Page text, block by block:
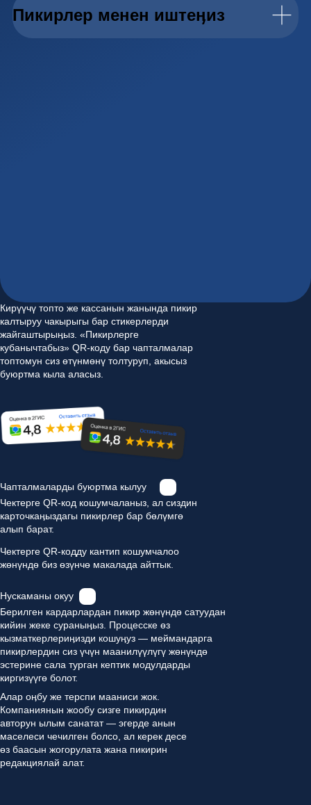
Кирүүчү топто же кассанын жанында пикир
калтыруу чакырыгы бар стикерлерди
жайгаштырыӊыз. «Пикирлерге
кубанычтабыз» QR-коду бар чапталмалар
топтомун сиз өтүнмөнү толтуруп, акысыз
буюртма кыла аласыз.
Чапталмаларды буюртма кылуу
Чектерге QR-кодду кантип кошумчалоо
жөнүндө биз өзүнчө макалада айттык.
Чектерге QR-код кошумчаланыз, ал сиздин
карточкаӊыздагы пикирлер бар бөлүмгө
алып барат.
Нускаманы окуу
Берилген кардарлардан пикир жөнүндө сатуудан
кийин жеке сураныӊыз. Процесске өз
кызматкерлериӊизди кошуӊуз — меймандарга
пикирлердин сиз үчүн маанилүүлүгү жөнүндө
эстерине сала турган кептик модулдарды
киргизүүгө болот.
Алар оӊбу же терспи мааниси жок.
Компаниянын жообу сизге пикирдин
авторун ылым санатат — эгерде анын
маселеси чечилген болсо, ал керек десе
өз баасын жогорулата жана пикирин
редакциялай алат.
Номинанттарды көрүү